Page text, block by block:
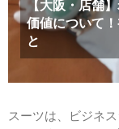
【大阪・店舗
価値について
と
スーツは、ビジネ